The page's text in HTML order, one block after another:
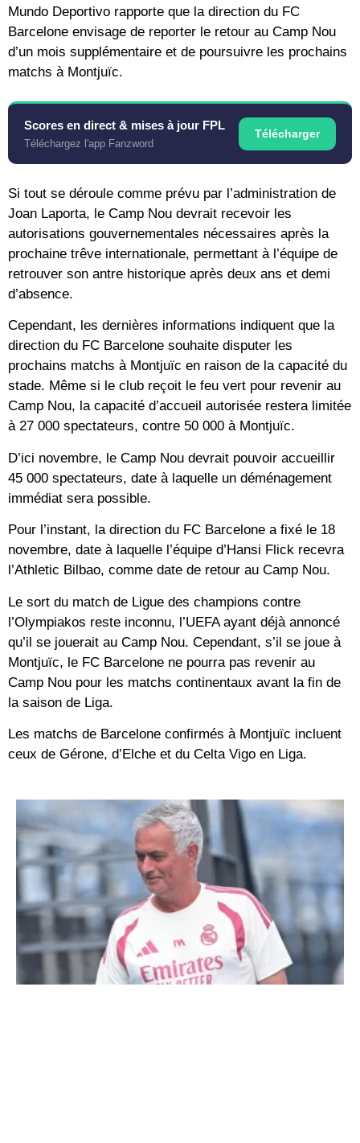
Mundo Deportivo rapporte que la direction du FC
Barcelone envisage de reporter le retour au Camp Nou
d’un mois supplémentaire et de poursuivre les prochains
matchs à Montjuïc.
Scores en direct & mises à jour FPL
Téléchargez l'app Fanzword
Télécharger
Si tout se déroule comme prévu par l’administration de
Joan Laporta, le Camp Nou devrait recevoir les
autorisations gouvernementales nécessaires après la
prochaine trêve internationale, permettant à l’équipe de
retrouver son antre historique après deux ans et demi
d’absence.
Cependant, les dernières informations indiquent que la
direction du FC Barcelone souhaite disputer les
prochains matchs à Montjuïc en raison de la capacité du
stade. Même si le club reçoit le feu vert pour revenir au
Camp Nou, la capacité d’accueil autorisée restera limitée
à 27 000 spectateurs, contre 50 000 à Montjuïc.
D’ici novembre, le Camp Nou devrait pouvoir accueillir
45 000 spectateurs, date à laquelle un déménagement
immédiat sera possible.
Pour l’instant, la direction du FC Barcelone a fixé le 18
novembre, date à laquelle l’équipe d’Hansi Flick recevra
l’Athletic Bilbao, comme date de retour au Camp Nou.
Le sort du match de Ligue des champions contre
l’Olympiakos reste inconnu, l’UEFA ayant déjà annoncé
qu’il se jouerait au Camp Nou. Cependant, s’il se joue à
Montjuïc, le FC Barcelone ne pourra pas revenir au
Camp Nou pour les matchs continentaux avant la fin de
la saison de Liga.
Les matchs de Barcelone confirmés à Montjuïc incluent
ceux de Gérone, d’Elche et du Celta Vigo en Liga.